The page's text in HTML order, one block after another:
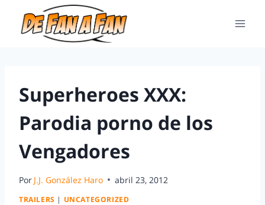
Superheroes XXX:
Parodia porno de los
Vengadores
Por J.J. González Haro abril 23, 2012
TRAILERS | UNCATEGORIZED